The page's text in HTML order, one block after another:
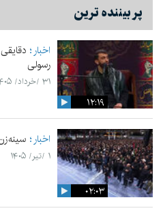
پر بیننده ترین
۱۲:۱۹
اخبار
رسولی
۳۱ /خرداد/ ۱۴۰۵
۰۲:۰۳
اخبار
۱ /تیر/ ۱۴۰۵